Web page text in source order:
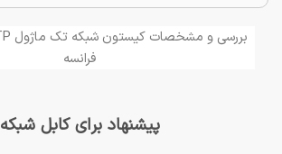
فرانسه
پیشنهاد برای کابل شبکه